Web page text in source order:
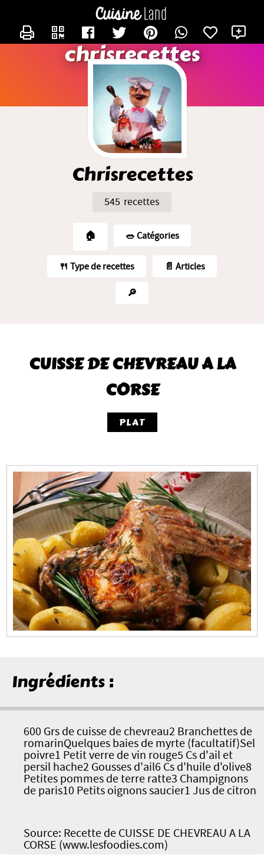
chrisrecettes
Chrisrecettes
545 recettes
🏠 🥗️ Catégories
🍴 Type de recettes 📄 Articles
🔎
CUISSE DE CHEVREAU A LA
CORSE
PLAT
Ingrédients :
600 Grs de cuisse de chevreau2 Branchettes de
romarinQuelques baies de myrte (facultatif)Sel
poivre1 Petit verre de vin rouge5 Cs d'ail et
persil hache2 Gousses d'ail6 Cs d'huile d'olive8
Petites pommes de terre ratte3 Champignons
de paris10 Petits oignons saucier1 Jus de citron
Source: Recette de CUISSE DE CHEVREAU A LA
CORSE (www.lesfoodies.com)
CONTACTER CHRISRECETTES